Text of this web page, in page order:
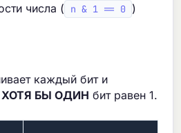
числа ( n & 1 == 0 )
каждый бит и
ХОТЯ БЫ ОДИН бит равен 1.